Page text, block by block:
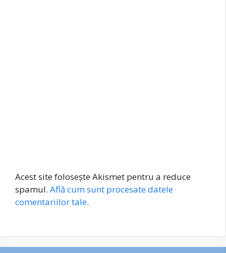
Acest site folosește Akismet pentru a reduce
spamul. Află cum sunt procesate datele
comentariilor tale.